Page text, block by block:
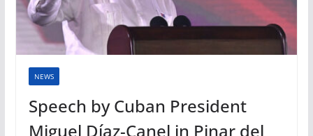
NEWS
Speech by Cuban President
Miguel Díaz-Canel in Pinar del